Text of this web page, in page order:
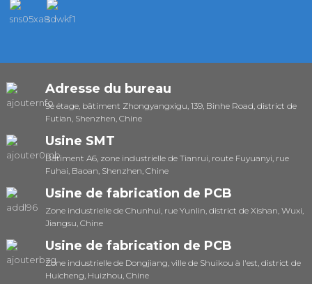
Adresse du bureau
9e étage, bâtiment Zhongyangxigu, 139, Binhe Road, district de
Futian, Shenzhen, Chine
Usine SMT
Bâtiment A6, zone industrielle de Tianrui, route Fuyuanyi, rue
Fuhai, Baoan, Shenzhen, Chine
Usine de fabrication de PCB
Zone industrielle de Chunhui, rue Yunlin, district de Xishan, Wuxi,
Jiangsu, Chine
Usine de fabrication de PCB
Zone industrielle de Dongjiang, ville de Shuikou à l'est, district de
Huicheng, Huizhou, Chine